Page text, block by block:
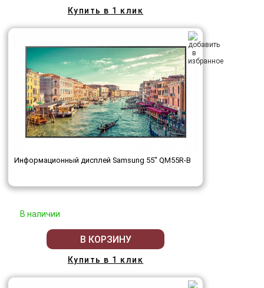
Купить в 1 клик
Информационный дисплей Samsung 55" QM55R-B
В наличии
В КОРЗИНУ
Купить в 1 клик